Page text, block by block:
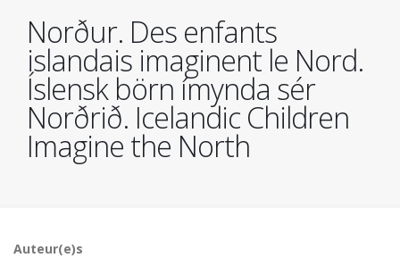
Norður. Des enfants
islandais imaginent le Nord.
Íslensk börn ímynda sér
Norðrið. Icelandic Children
Imagine the North
Auteur(e)s